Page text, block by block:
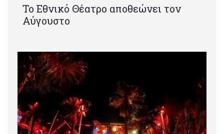
Το Εθνικό Θέατρο αποθεώνει τον
Αύγουστο